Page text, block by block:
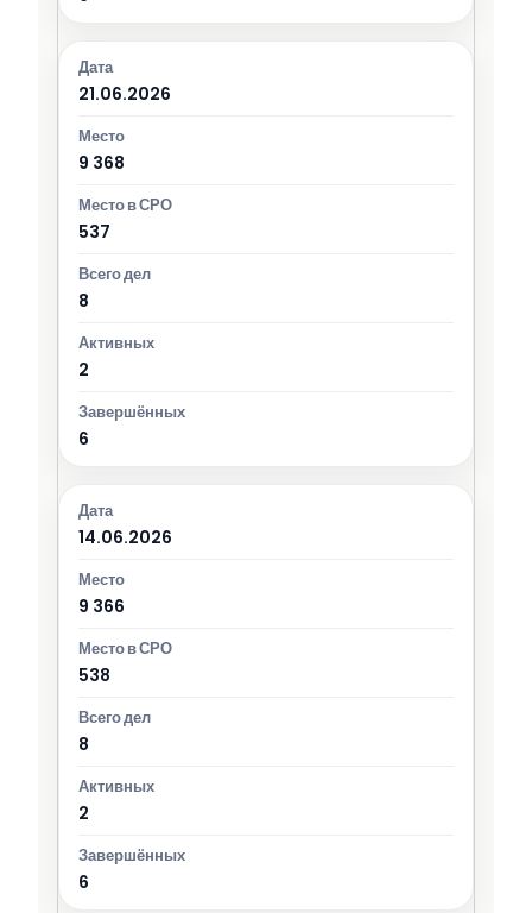
21.06.2026
9 368
537
8
2
6
14.06.2026
9 366
538
8
2
6